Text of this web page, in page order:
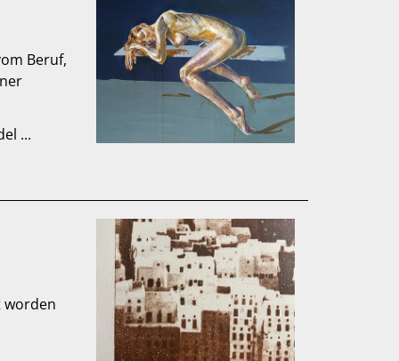
Beruf,
...
worden